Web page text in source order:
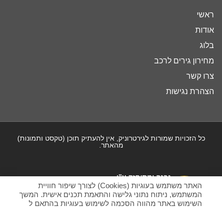
ראשי
אודות
בלוג
מחירון גירים לרכב
צרו קשר
הצהרת נגישות
כל הזכויות שמורות לגירטרוניק, אין להעתיק תוכן (טקסט ותמונות)
מהאתר.
נבנה ומתוחזק ע”י
האתר משתמש בעוגיות (Cookies) לצורך שיפור חוויית
המשתמש, ניתוח נתוני גלישה והתאמת תכנים אישית. המשך
השימוש באתר מהווה הסכמה לשימוש בעוגיות בהתאם ל